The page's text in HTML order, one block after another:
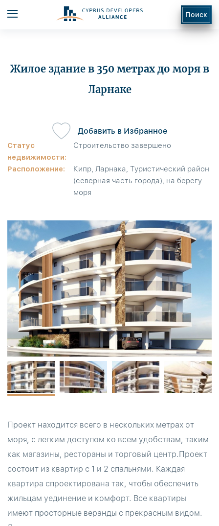
Поиск
Жилое здание в 350 метрах до моря в
Ларнаке
Статус
недвижимости:
Строительство завершено
Расположение:
Кипр, Ларнака, Туристический район
(северная часть города), на берегу
моря
Добавить в Избранное
Проект находится всего в нескольких метрах от
моря, с легким доступом ко всем удобствам, таким
как магазины, рестораны и торговый центр.Проект
состоит из квартир с 1 и 2 спальнями. Каждая
квартира спроектирована так, чтобы обеспечить
жильцам уединение и комфорт. Все квартиры
имеют просторные веранды с прекрасным видом.